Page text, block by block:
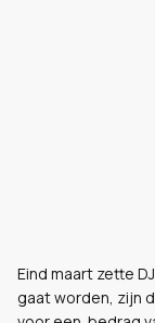
Eind maart zette
gaat worden, zijn